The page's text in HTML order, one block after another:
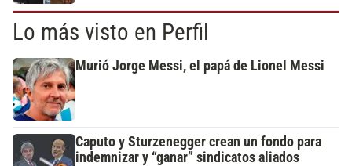
Lo más visto en Perfil
Murió Jorge Messi, el papá de Lionel Messi
Caputo y Sturzenegger crean un fondo para
indemnizar y “ganar” sindicatos aliados